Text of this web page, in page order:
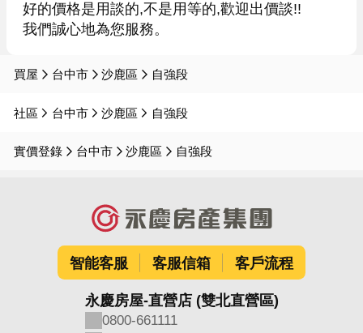
好的價格是用談的,不是用等的,歡迎出價談!!
我們誠心地為您服務。
買屋 台中市 沙鹿區 自強段
社區 台中市 沙鹿區 自強段
實價登錄 台中市 沙鹿區 自強段
智能客服 客服信箱 客戶流程
永慶房屋-直營店 (雙北直營區)
0800-661111